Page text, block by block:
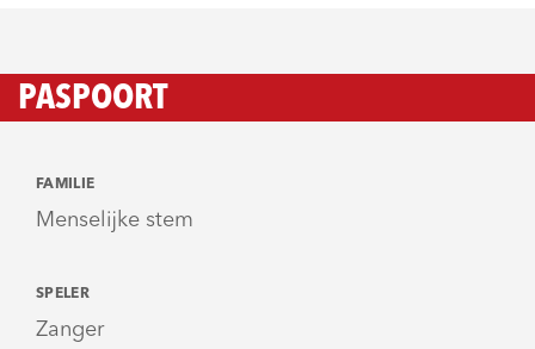
PASPOORT
FAMILIE
Menselijke stem
SPELER
Zanger